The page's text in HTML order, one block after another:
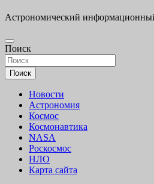
Астрономический
Поиск
Поиск
Новости
Астрономия
Космос
Космонавтика
NASA
Роскосмос
НЛО
Карта сайта